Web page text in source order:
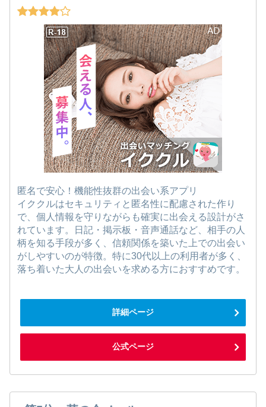
匿名で安心！機能性抜群の出会い系アプリ
イククルはセキュリティと匿名性に配慮された作り
で、個人情報を守りながらも確実に出会える設計がさ
れています。日記・掲示板・音声通話など、相手の人
柄を知る手段が多く、信頼関係を築いた上での出会い
がしやすいのが特徴。特に30代以上の利用者が多く、
落ち着いた大人の出会いを求める方におすすめです。
詳細ページ
公式ページ